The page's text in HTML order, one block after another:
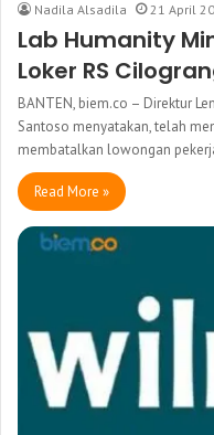
Nadila Alsadila 21 April
Lab Humanity
Loker RS
BANTEN, biem.co – Direktur
Santoso menyatakan, telah
membatalkan lowongan
Read More »